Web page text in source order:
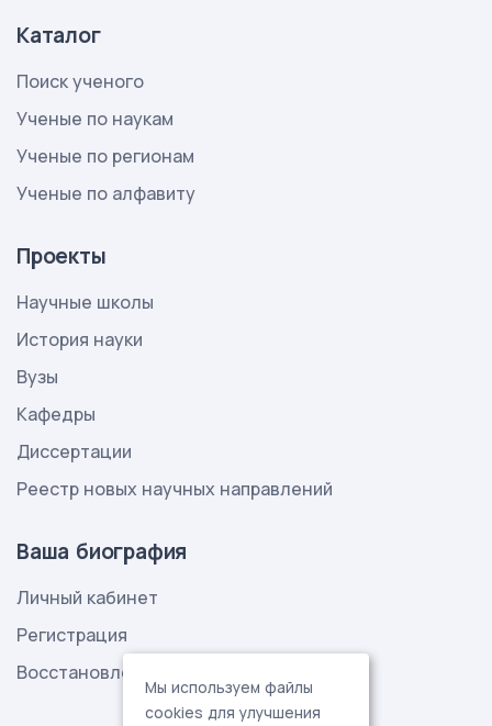
Каталог
Поиск ученого
Ученые по наукам
Ученые по регионам
Ученые по алфавиту
Проекты
Научные школы
История науки
Вузы
Кафедры
Диссертации
Реестр новых научных направлений
Ваша биография
Личный кабинет
Регистрация
Восстановление пароля
Мы используем файлы
cookies для улучшения